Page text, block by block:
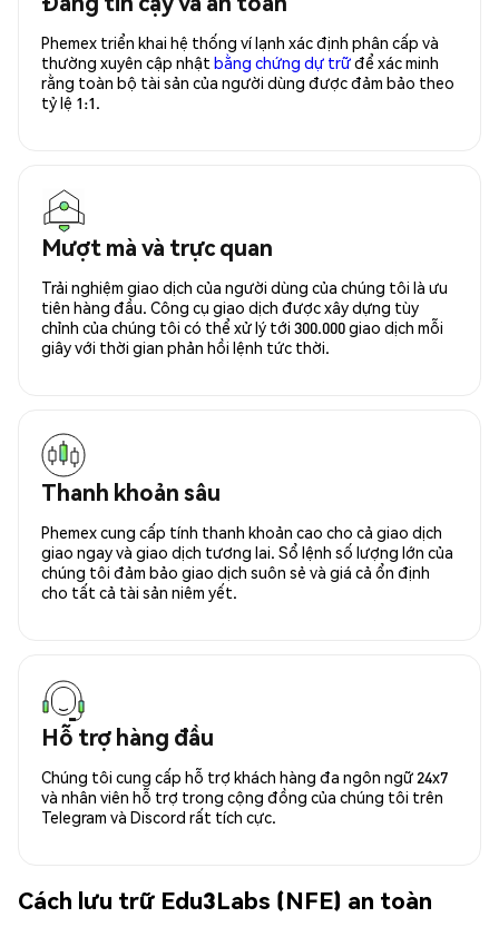
Phemex triển khai hệ thống ví lạnh xác định phân cấp và
thường xuyên cập nhật bằng chứng dự trữđể xác minh
rằng toàn bộ tài sản của người dùng được đảm bảo theo
tỷ lệ 1:1.
Mượt mà và trực quan
Trải nghiệm giao dịch của người dùng của chúng tôi là ưu
tiên hàng đầu. Công cụ giao dịch được xây dựng tùy
chỉnh của chúng tôi có thể xử lý tới 300.000 giao dịch mỗi
giây với thời gian phản hồi lệnh tức thời.
Thanh khoản sâu
Phemex cung cấp tính thanh khoản cao cho cả giao dịch
giao ngay và giao dịch tương lai. Sổ lệnh số lượng lớn của
chúng tôi đảm bảo giao dịch suôn sẻ và giá cả ổn định
cho tất cả tài sản niêm yết.
Hỗ trợ hàng đầu
Chúng tôi cung cấp hỗ trợ khách hàng đa ngôn ngữ 24x7
và nhân viên hỗ trợ trong cộng đồng của chúng tôi trên
Telegram và Discord rất tích cực.
Cách lưu trữ Edu3Labs (NFE) an toàn